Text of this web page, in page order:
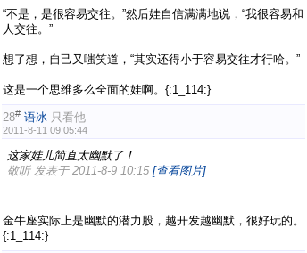
“不是，是很容易交往。”然后娃自信满满地说，“我很容易和
人交往。”
想了想，自己又嗤笑道，“其实还得小于容易交往才行哈。”
这是一个思维多么全面的娃啊。{:1_114:}
28# 语冰 只看他
2011-8-11 09:05:44
这家娃儿简直太幽默了！
敬听 发表于 2011-8-9 10:15 [查看图片]
金牛座实际上是幽默的潜力股，越开发越幽默，很好玩的。
{:1_114:}